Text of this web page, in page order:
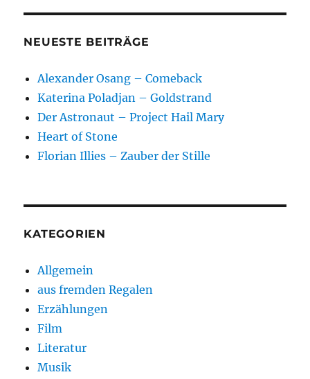
NEUESTE BEITRÄGE
Alexander Osang – Comeback
Katerina Poladjan – Goldstrand
Der Astronaut – Project Hail Mary
Heart of Stone
Florian Illies – Zauber der Stille
KATEGORIEN
Allgemein
aus fremden Regalen
Erzählungen
Film
Literatur
Musik